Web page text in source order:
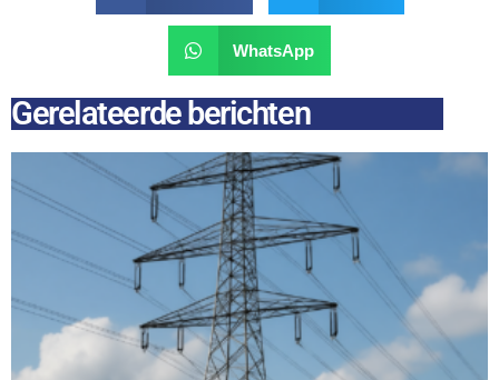
WhatsApp
Gerelateerde berichten